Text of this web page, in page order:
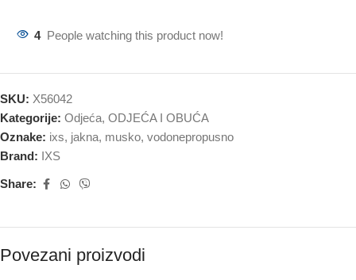
4 People watching this product now!
SKU: X56042
Kategorije: Odjeća, ODJEĆA I OBUĆA
Oznake: ixs, jakna, musko, vodonepropusno
Brand: IXS
Share:
Povezani proizvodi